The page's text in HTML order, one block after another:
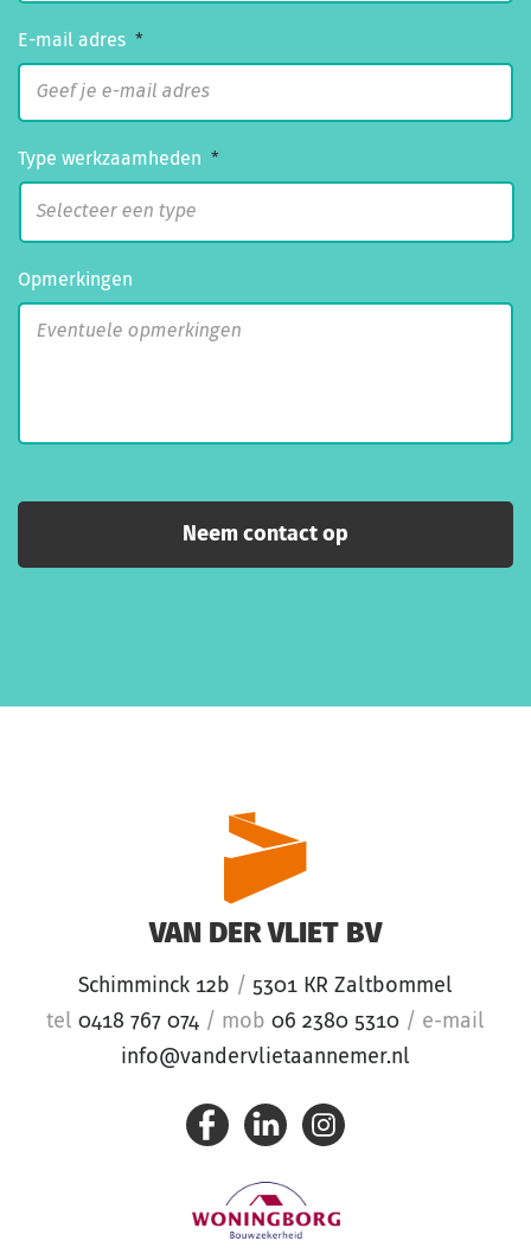
E-mail adres *
Type werkzaamheden *
Opmerkingen
VAN DER VLIET BV
Schimminck 12b / 5301 KR Zaltbommel
tel 0418 767 074 / mob 06 2380 5310 / e-mail
info@vandervlietaannemer.nl